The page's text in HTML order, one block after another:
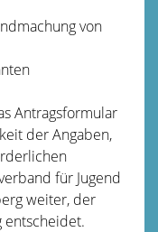
von
Antragsformular
der Angaben,
für Jugend
weiter, der
entscheidet.